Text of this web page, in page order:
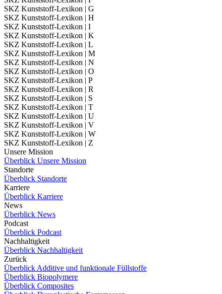
SKZ Kunststoff-Lexikon | G
SKZ Kunststoff-Lexikon | H
SKZ Kunststoff-Lexikon | I
SKZ Kunststoff-Lexikon | K
SKZ Kunststoff-Lexikon | L
SKZ Kunststoff-Lexikon | M
SKZ Kunststoff-Lexikon | N
SKZ Kunststoff-Lexikon | O
SKZ Kunststoff-Lexikon | P
SKZ Kunststoff-Lexikon | R
SKZ Kunststoff-Lexikon | S
SKZ Kunststoff-Lexikon | T
SKZ Kunststoff-Lexikon | U
SKZ Kunststoff-Lexikon | V
SKZ Kunststoff-Lexikon | W
SKZ Kunststoff-Lexikon | Z
Unsere Mission
Überblick Unsere Mission
Standorte
Überblick Standorte
Karriere
Überblick Karriere
News
Überblick News
Podcast
Überblick Podcast
Nachhaltigkeit
Überblick Nachhaltigkeit
Zurück
Überblick Additive und funktionale Füllstoffe
Überblick Biopolymere
Überblick Composites